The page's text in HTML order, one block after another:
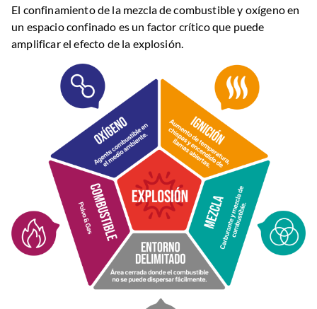
El confinamiento de la mezcla de combustible y oxígeno en
un espacio confinado es un factor crítico que puede
amplificar el efecto de la explosión.